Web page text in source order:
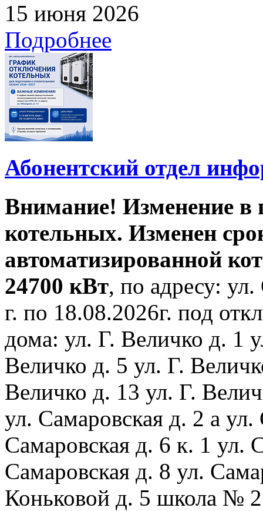
15 июня 2026
Подробнее
Абонентский отдел
Внимание! Изменение в
котельных. Изменен
автоматизированной
24700 кВт, по адресу:
г. по 18.08.2026г. под
дома: ул. Г. Величко д. 1
Величко д. 5 ул. Г.
Величко д. 13 ул. Г.
ул. Самаровская д. 2 а
Самаровская д. 6 к. 1 ул.
Самаровская д. 8 ул.
Коньковой д. 5 школа №